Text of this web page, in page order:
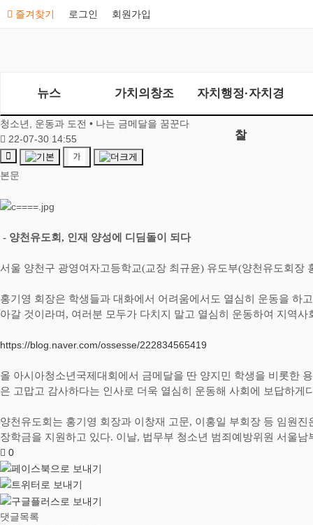
즐겨찾기 로그인 회원가입
뉴스 가치의창조 자치행정·자치경
찰
청소년, 운동과 도전 • 나는 금메달을 꿈꾼다
22-07-30 14:55
본문
- 양천유도회, 인재 양성에 디딤돌이 되다
서울 양천구 광영여자고등학교(교장 최규윤) 유도부(양천유도회장
홍기영 회장은 학생들과 대화에서 어려움에서도 열심히 운동을 하
아갈 것이라며 , 여러분 모두가 다치지 말고 열심히 운동하여 지역
https://blog.naver.com/ossesse/222834565419
올 아시아청소년국제대회에서 금메달을 딴 양지민 학생을 비롯한
은 고맙고 감사하다는 인사로 더욱 열심히 운동해 사회에 보답하게
양천유도회는 홍기영 회장과 이창재 고문, 이홍일 부회장 등 임원
장학금을 지원하고 있다. 이날, 법무부 청소년 범죄예방위원 서울
0
댓글목록